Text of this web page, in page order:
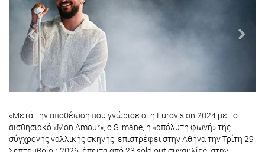
«Μετά την αποθέωση που γνώρισε στη Eurovision 2024 με το
αισθησιακό «Mon Amour», ο Slimane, η «απόλυτη φωνή» της
σύγχρονης γαλλικής σκηνής, επιστρέφει στην Αθήνα την Τρίτη 29